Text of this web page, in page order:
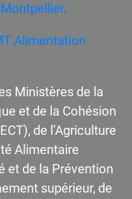
Montpellier,
Alimentation
Ministères de la
et de la Cohésion
de l’Agriculture
Alimentaire
et de la Prévention
supérieur, de